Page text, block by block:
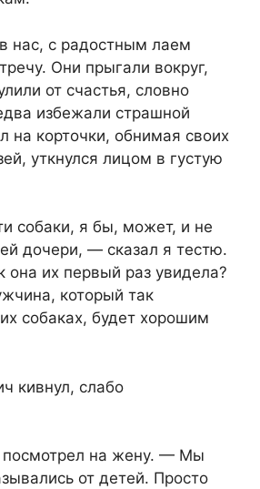
нас, с радостным лаем
Они прыгали вокруг,
от счастья, словно
избежали страшной
на корточки, обнимая своих
уткнулся лицом в густую
собаки, я бы, может, и не
дочери, — сказал я тестю.
их первый раз увидела?
который так
собаках, будет хорошим
кивнул, слабо
на жену. — Мы
от детей. Просто